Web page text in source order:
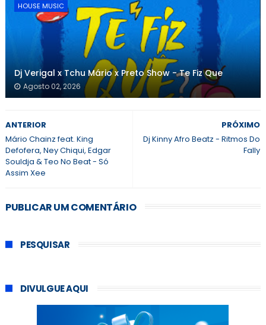
HOUSE MUSIC
Dj Verigal x Tchu Mário x Preto Show - Te Fiz Que
Agosto 02, 2026
PRÓXIMO
Dj Kinny Afro Beatz - Ritmos Do
Fally
ANTERIOR
Mário Chainz feat. King
Defofera, Ney Chiqui, Edgar
Souldja & Teo No Beat - Só
Assim Xee
PUBLICAR UM COMENTÁRIO
PESQUISAR
DIVULGUE AQUI